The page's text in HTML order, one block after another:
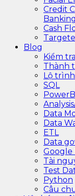
Credit
Banking
Cash
Blog
Kiểm
Thành
Lộ
SQL
Data
Data
ETL
Data
Google
Tài
Test
Python
Câu